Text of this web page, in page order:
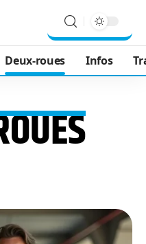
Deux-roues Infos